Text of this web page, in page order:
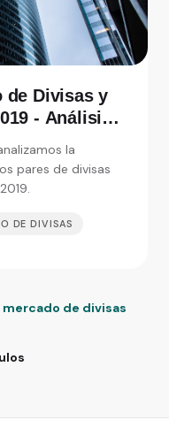
de Divisas y
- Análisis
la
pares de divisas
DE DIVISAS
mercado de divisas